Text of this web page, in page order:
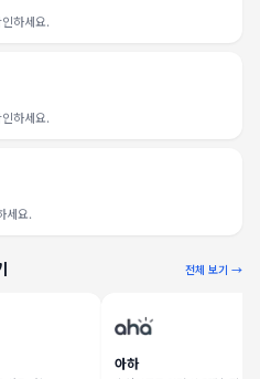
하세요.
하세요.
세요.
전체 보기 →
아하